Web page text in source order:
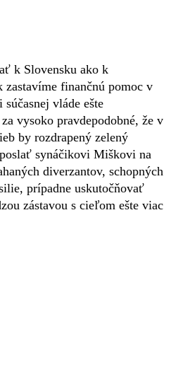
k Slovensku ako k
zastavíme finančnú pomoc v
vláde ešte
vysoko pravdepodobné, že v
by rozdrapený zelený
synáčikovi Miškovi na
diverzantov, schopných
prípadne uskutočňovať
zástavou s cieľom ešte viac